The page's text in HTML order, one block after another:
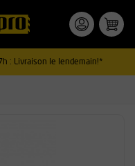
: Livraison le lendemain!*